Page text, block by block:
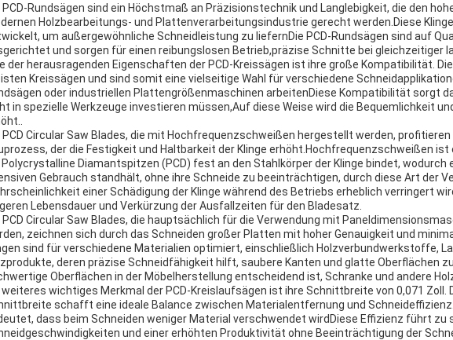
PCD-Rundsägen sind ein Höchstmaß an Präzisionstechnik und Langlebigkeit, die den
Holzbearbeitungs- und Plattenverarbeitungsindustrie gerecht werden.Diese
um außergewöhnliche Schneidleistung zu liefernDie PCD-Rundsägen sind auf
und sorgen für einen reibungslosen Betrieb,präzise Schnitte bei gleichzeitiger
der herausragenden Eigenschaften der PCD-Kreissägen ist ihre große Kompatibilität.
Kreissägen und sind somit eine vielseitige Wahl für verschiedene
oder industriellen Plattengrößenmaschinen arbeitenDiese Kompatibilität sorgt
in spezielle Werkzeuge investieren müssen,Auf diese Weise wird die Bequemlichkeit
PCD Circular Saw Blades, die mit Hochfrequenzschweißen hergestellt werden,
der die Festigkeit und Haltbarkeit der Klinge erhöht.Hochfrequenzschweißen ist
Polycrystalline Diamantspitzen (PCD) fest an den Stahlkörper der Klinge bindet, wodurch
Gebrauch standhält, ohne ihre Schneide zu beeinträchtigen, durch diese Art der
einer Schädigung der Klinge während des Betriebs erheblich verringert
Lebensdauer und Verkürzung der Ausfallzeiten für den Bladesatz.
PCD Circular Saw Blades, die hauptsächlich für die Verwendung mit
zeichnen sich durch das Schneiden großer Platten mit hoher Genauigkeit und
sind für verschiedene Materialien optimiert, einschließlich Holzverbundwerkstoffe,
deren präzise Schneidfähigkeit hilft, saubere Kanten und glatte Oberflächen
Oberflächen in der Möbelherstellung entscheidend ist, Schranke und andere
weiteres wichtiges Merkmal der PCD-Kreislaufsägen ist ihre Schnittbreite von 0,071 Zoll.
schafft eine ideale Balance zwischen Materialentfernung und
dass beim Schneiden weniger Material verschwendet wirdDiese Effizienz führt zu
und einer erhöhten Produktivität ohne Beeinträchtigung der